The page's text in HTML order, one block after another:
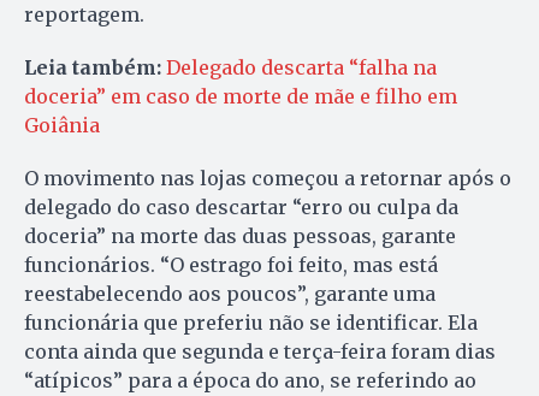
reportagem.
Leia também: Delegado descarta “falha na
doceria” em caso de morte de mãe e filho em
Goiânia
O movimento nas lojas começou a retornar após o
delegado do caso descartar “erro ou culpa da
doceria” na morte das duas pessoas, garante
funcionários. “O estrago foi feito, mas está
reestabelecendo aos poucos”, garante uma
funcionária que preferiu não se identificar. Ela
conta ainda que segunda e terça-feira foram dias
“atípicos” para a época do ano, se referindo ao